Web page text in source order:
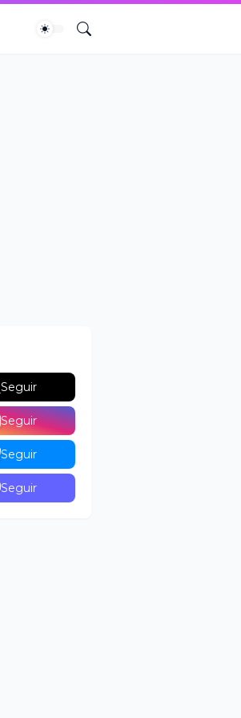
Seguir
Seguir
Seguir
Seguir